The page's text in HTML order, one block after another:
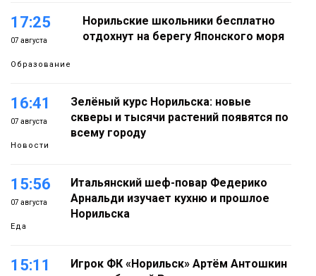
17:25
07 августа
Образование
Норильские школьники бесплатно
отдохнут на берегу Японского моря
16:41
07 августа
Новости
Зелёный курс Норильска: новые
скверы и тысячи растений появятся по
всему городу
15:56
07 августа
Еда
Итальянский шеф-повар Федерико
Арнальди изучает кухню и прошлое
Норильска
15:11
Игрок ФК «Норильск» Артём Антошкин